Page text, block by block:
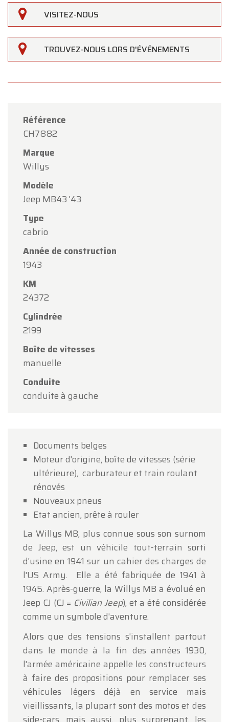
VISITEZ-NOUS
TROUVEZ-NOUS LORS D'ÉVÉNEMENTS
Référence
CH7882
Marque
Willys
Modèle
Jeep MB43 '43
Type
cabrio
Année de construction
1943
KM
24372
Cylindrée
2199
Boîte de vitesses
manuelle
Conduite
conduite à gauche
Documents belges
Moteur d'origine, boîte de vitesses (série
ultérieure), carburateur et train roulant
rénovés
Nouveaux pneus
Etat ancien, prête à rouler
La Willys MB, plus connue sous son surnom
de Jeep, est un véhicile tout-terrain sorti
d'usine en 1941 sur un cahier des charges de
l'US Army. Elle a été fabriquée de 1941 à
1945. Après-guerre, la Willys MB a évolué en
Jeep CJ (CJ = Civilian Jeep), et a été considérée
comme un symbole d'aventure.
Alors que des tensions s'installent partout
dans le monde à la fin des années 1930,
l'armée américaine appelle les constructeurs
à faire des propositions pour remplacer ses
véhicules légers déjà en service mais
vieillissants, la plupart sont des motos et des
Oldtimerfarm
Chers clients,
Oldtimerfarm sera
l'occasion de l'Assomption.
Notre showroom sera
lundi 10 août au vendredi 14 août
horaires habituels.
Le lundi 17 août
uniquement sur rendez-vous
Merci de votre compréhension et au plaisir de